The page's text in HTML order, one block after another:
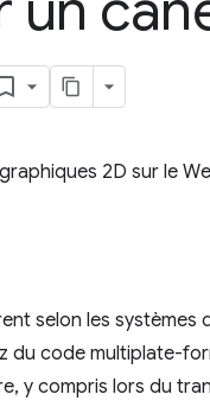
2D sur le
selon les
du code multiplate-
y compris lors du